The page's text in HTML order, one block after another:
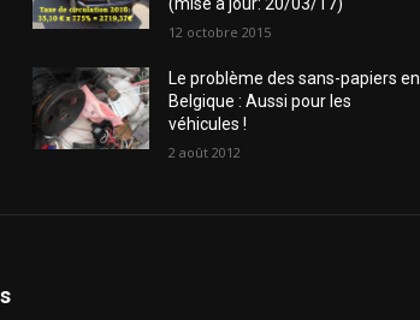
12 octobre 2015
Le problème des sans-papiers en
Belgique : Aussi pour les
véhicules !
2 août 2012